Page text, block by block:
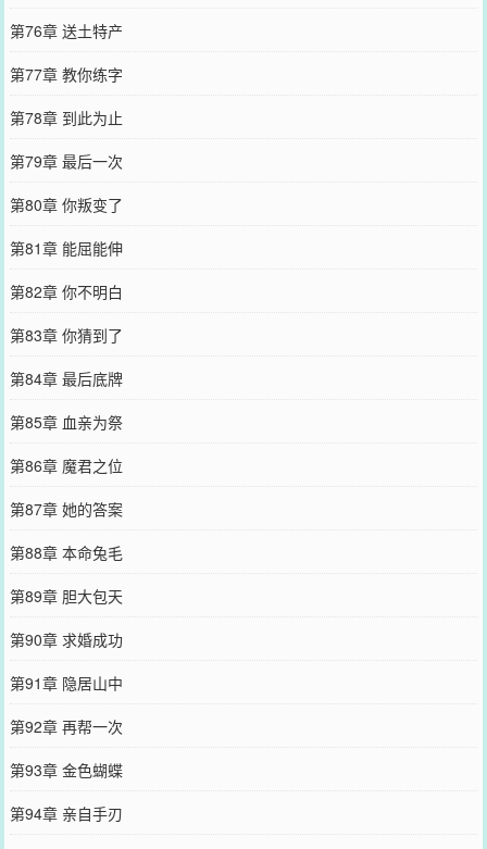
第76章 送土特产
第77章 教你练字
第78章 到此为止
第79章 最后一次
第80章 你叛变了
第81章 能屈能伸
第82章 你不明白
第83章 你猜到了
第84章 最后底牌
第85章 血亲为祭
第86章 魔君之位
第87章 她的答案
第88章 本命兔毛
第89章 胆大包天
第90章 求婚成功
第91章 隐居山中
第92章 再帮一次
第93章 金色蝴蝶
第94章 亲自手刃